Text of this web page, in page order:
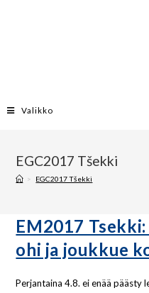
Valikko
EGC2017 Tšekki
> EGC2017 Tšekki
EM2017
ohi ja joukkue
Perjantaina 4.8. ei enää